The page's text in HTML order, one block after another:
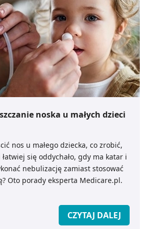
noska u małych dzieci
nos u małego dziecka, co zrobić,
się oddychało, gdy ma katar i
nebulizację zamiast stosować
Oto porady eksperta Medicare.pl.
CZYTAJ DALEJ